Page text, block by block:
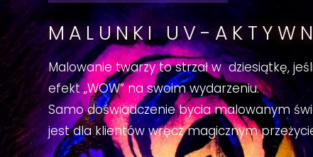
MALUNKI UV-
Malowanie twarzy to strzał w dziesiątkę,
efekt „WOW” na swoim wydarzeniu.
Samo doświadczenie bycia malowanym
jest dla klientów wręcz magicznym